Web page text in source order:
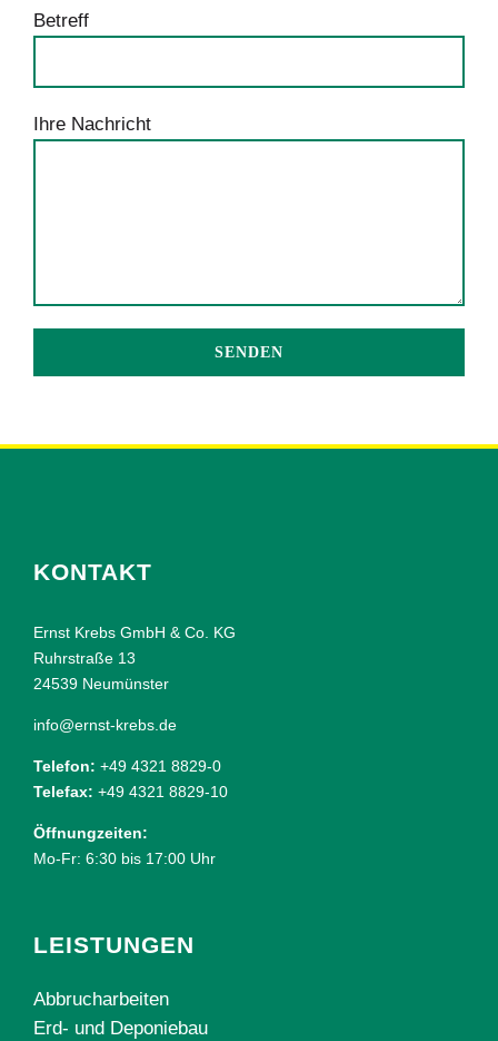
Betreff
Ihre Nachricht
KONTAKT
Ernst Krebs GmbH & Co. KG
Ruhrstraße 13
24539 Neumünster
info@ernst-krebs.de
Telefon: +49 4321 8829-0
Telefax: +49 4321 8829-10
Öffnungzeiten:
Mo-Fr: 6:30 bis 17:00 Uhr
LEISTUNGEN
Abbrucharbeiten
Erd- und Deponiebau